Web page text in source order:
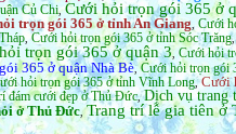
Củ Chi,Cưới hỏi trọn gói 365 ở
trọn gói 365 ở tỉnh An Giang Cưới
,Cưới hỏi trọn gói 365 ở tỉnh Sóc Trăng
trọn gói 365 ở quận 3 Cưới hỏi
365 ở quận Nhà Bè,Cưới hỏi trọn gói
hỏi trọn gói 365 ở tỉnh Vĩnh Long,Cưới
đám cưới đẹp ở Thủ Đức,Dịch vụ trang
ở Thủ Đức,Trang trí lễ gia tiên ở